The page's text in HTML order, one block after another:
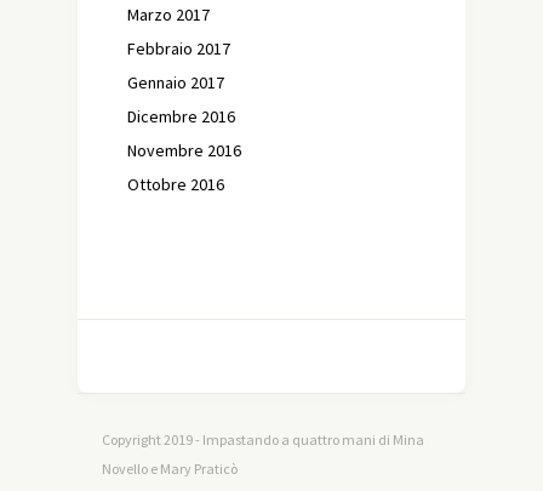
Marzo 2017
Febbraio 2017
Gennaio 2017
Dicembre 2016
Novembre 2016
Ottobre 2016
Copyright 2019 - Impastando a quattro mani di Mina
Novello e Mary Praticò